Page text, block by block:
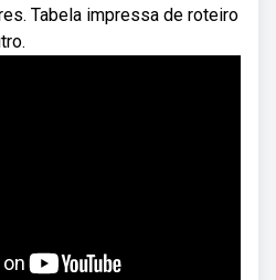
Tabela impressa de roteiro